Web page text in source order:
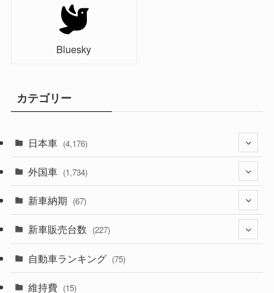
Bluesky
カテゴリー
日本車 (4,176)
(1,322)
(330)
(526)
(357)
外国車 (1,734)
(242)
新車納期 (67)
(28)
(8)
新車販売台数 (227)
(21)
自動車ランキング (75)
維持費 (15)